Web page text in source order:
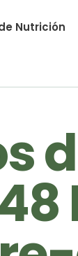
Nutrición